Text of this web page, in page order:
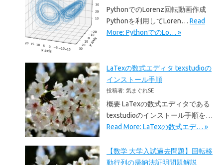
PythonでのLorenz回転動画作成
Pythonを利用してLoren… Read
More: PythonでのLo… »
LaTexの数式エディタ texstudioの
インストール手順
投稿者: 気まぐれSE
概要 LaTexの数式エディタである
texstudioのインストール手順を…
Read More: LaTexの数式エデ… »
【数学 大学入試過去問題】回転移
動行列の帰納法証明問題解説